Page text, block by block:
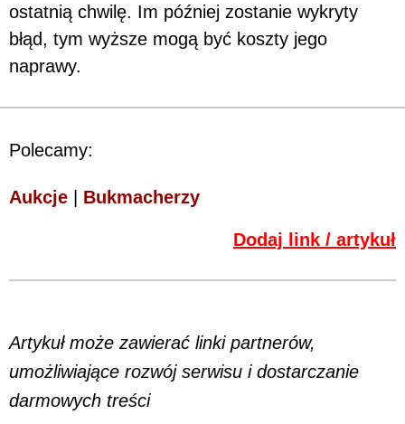
ostatnią chwilę. Im później zostanie wykryty
błąd, tym wyższe mogą być koszty jego
naprawy.
Polecamy:
Aukcje Bukmacherzy
Dodaj link / artykuł
Artykuł może zawierać linki partnerów,
umożliwiające rozwój serwisu i dostarczanie
darmowych treści